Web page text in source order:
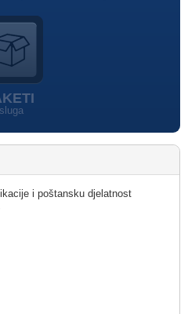
i poštansku djelatnost